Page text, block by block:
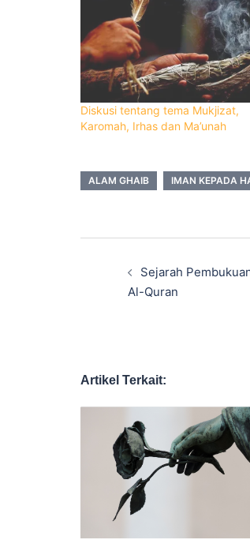
Diskusi tentang tema Mukjizat,
Karomah, Irhas dan Ma’unah
ALAM GHAIB IMAN KEPADA
Tulisan
Sejarah
Al-Quran
Artikel Terkait: